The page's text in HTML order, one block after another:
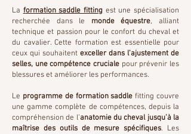
La formation saddle fitting est une spécialisation
recherchée dans le monde équestre, alliant
technique et passion pour le confort du cheval et
du cavalier. Cette formation est essentielle pour
ceux qui souhaitent exceller dans l’ajustement de
selles, une compétence cruciale pour prévenir les
blessures et améliorer les performances.
Le programme de formation saddle fitting couvre
une gamme complète de compétences, depuis la
compréhension de l’anatomie du cheval jusqu’à la
maîtrise des outils de mesure spécifiques. Les